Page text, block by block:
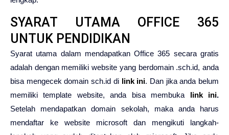
SYARAT UTAMA OFFICE 365
UNTUK PENDIDIKAN
Syarat utama dalam mendapatkan Office 365 secara gratis
adalah dengan memiliki website yang berdomain .sch.id, anda
bisa mengecek domain sch.id di
link ini. Dan jika anda belum
memiliki template website, anda bisa membuka
link ini.
Setelah mendapatkan domain sekolah, maka anda harus
mendaftar ke website microsoft dan mengikuti langkah-